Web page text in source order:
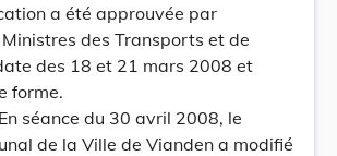
a été approuvée par
des Transports et de
des 18 et 21 mars 2008 et
forme.
séance du 30 avril 2008, le
de la Ville de Vianden a modifié